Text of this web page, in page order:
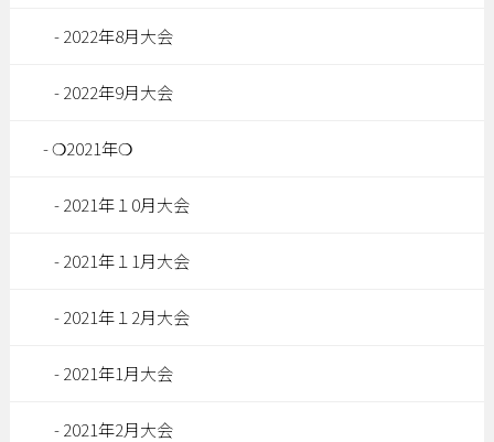
2022年8月大会
2022年9月大会
❍2021年❍
2021年１0月大会
2021年１1月大会
2021年１2月大会
2021年1月大会
2021年2月大会